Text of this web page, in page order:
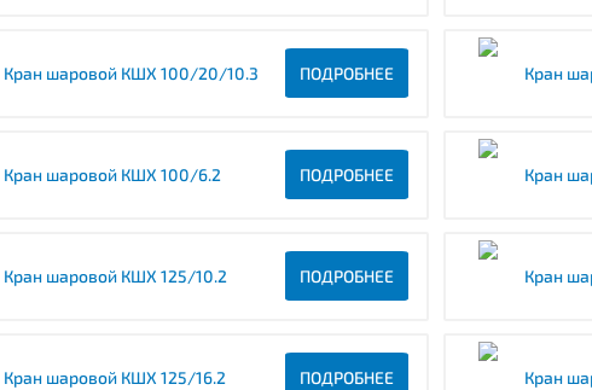
Кран шаровой КШХ 100/20/10.3 ПОДРОБНЕЕ Кран
Кран шаровой КШХ 100/6.2 ПОДРОБНЕЕ Кран
Кран шаровой КШХ 125/10.2 ПОДРОБНЕЕ Кран
Кран шаровой КШХ 125/16.2 ПОДРОБНЕЕ Кран